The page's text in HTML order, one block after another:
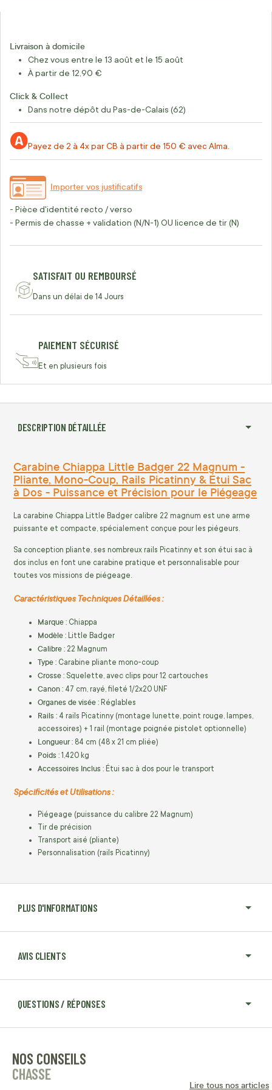
Livraison à domicile
Chez vous entre le 13 août et le 15 août
À partir de 12,90 €
Click & Collect
Dans notre dépôt du Pas-de-Calais (62)
Payez de 2 à 4x par CB à partir de 150 € avec Alma.
Importer vos justificatifs
- Pièce d'identité recto / verso
- Permis de chasse + validation (N/N-1) OU licence de tir (N)
SATISFAIT OU REMBOURSÉ
Dans un délai de 14 Jours
PAIEMENT SÉCURISÉ
Et en plusieurs fois
DESCRIPTION DÉTAILLÉE
PLUS D'INFORMATIONS
AVIS CLIENTS
QUESTIONS / RÉPONSES
Carabine Chiappa Little Badger 22 Magnum -
Pliante, Mono-Coup, Rails Picatinny & Étui Sac
à Dos - Puissance et Précision pour le Piégeage
La carabine Chiappa Little Badger calibre 22 magnum est une arme
puissante et compacte, spécialement conçue pour les piégeurs.
Sa conception pliante, ses nombreux rails Picatinny et son étui sac à
dos inclus en font une carabine pratique et personnalisable pour
toutes vos missions de piégeage.
Caractéristiques Techniques Détaillées :
Marque : Chiappa
Modèle : Little Badger
Calibre : 22 Magnum
Type : Carabine pliante mono-coup
Crosse : Squelette, avec clips pour 12 cartouches
Canon : 47 cm, rayé, fileté 1/2x20 UNF
Organes de visée : Réglables
Rails : 4 rails Picatinny (montage lunette, point rouge, lampes,
accessoires) + 1 rail (montage poignée pistolet optionnelle)
Longueur : 84 cm (48 x 21 cm pliée)
Poids : 1,420 kg
Accessoires Inclus : Étui sac à dos pour le transport
Spécificités et Utilisations :
Piégeage (puissance du calibre 22 Magnum)
Tir de précision
Transport aisé (pliante)
Personnalisation (rails Picatinny)
NOS CONSEILS
CHASSE
Lire tous nos articles